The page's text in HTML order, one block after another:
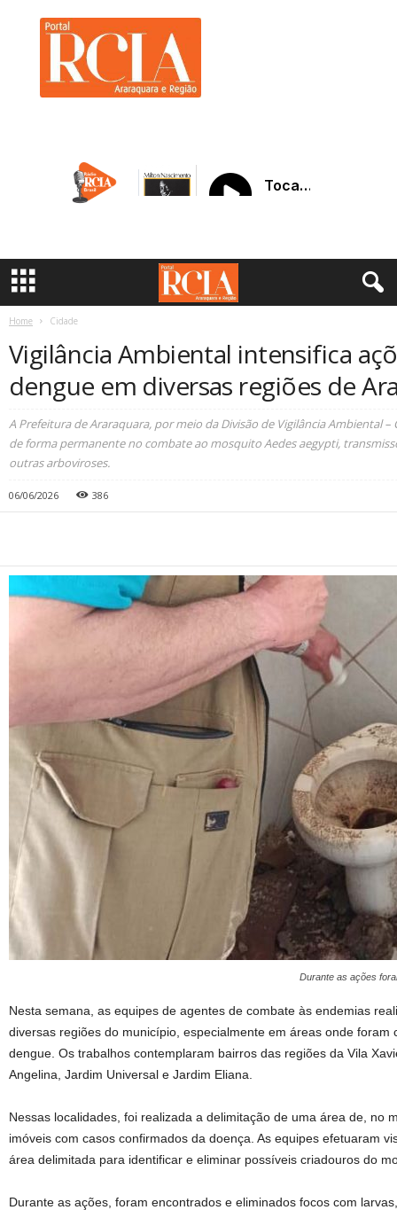
a
Home Cidade
Vigilância Ambiental intensifica
dengue em diversas regiões de
A Prefeitura de Araraquara, por meio da Divisão de Vigilância Ambiental
de forma permanente no combate ao mosquito Aedes aegypti,
outras arboviroses.
06/06/2026 386
Durante as ações
Nesta semana, as equipes de agentes de combate às endemias
diversas regiões do município, especialmente em áreas onde foram
dengue. Os trabalhos contemplaram bairros das regiões da Vila
Angelina, Jardim Universal e Jardim Eliana.
Nessas localidades, foi realizada a delimitação de uma área de, no
imóveis com casos confirmados da doença. As equipes efetuaram
área delimitada para identificar e eliminar possíveis criadouros do
Durante as ações, foram encontrados e eliminados focos com